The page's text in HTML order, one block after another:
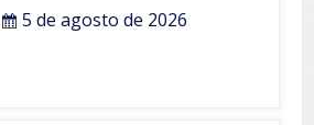
5 de agosto de 2026